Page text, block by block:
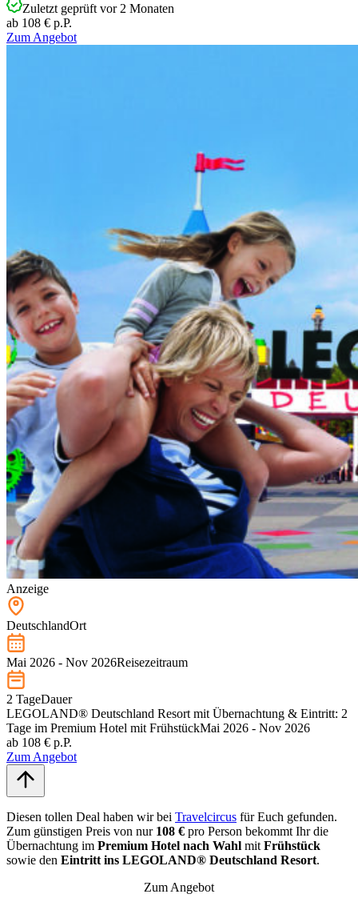
Zuletzt geprüft vor 2 Monaten
ab 108 € p.P.
Zum Angebot
Anzeige
DeutschlandOrt
Mai 2026 - Nov 2026Reisezeitraum
2 TageDauer
LEGOLAND® Deutschland Resort mit Übernachtung & Eintritt: 2
Tage im Premium Hotel mit FrühstückMai 2026 - Nov 2026
ab 108 € p.P.
Zum Angebot
Diesen tollen Deal haben wir bei Travelcircus für Euch gefunden.
Zum günstigen Preis von nur 108 € pro Person bekommt Ihr die
Übernachtung im Premium Hotel nach Wahl mit Frühstück
sowie den Eintritt ins LEGOLAND® Deutschland Resort.
Zum Angebot